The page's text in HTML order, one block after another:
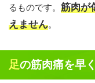
るものです。 筋肉が
えません。
足の筋肉痛を